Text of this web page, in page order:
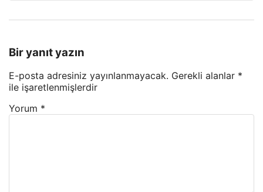
Bir yanıt yazın
E-posta adresiniz yayınlanmayacak. Gerekli alanlar *
ile işaretlenmişlerdir
Yorum *